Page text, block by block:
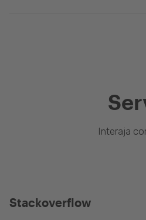
Interaja
Stackoverflow